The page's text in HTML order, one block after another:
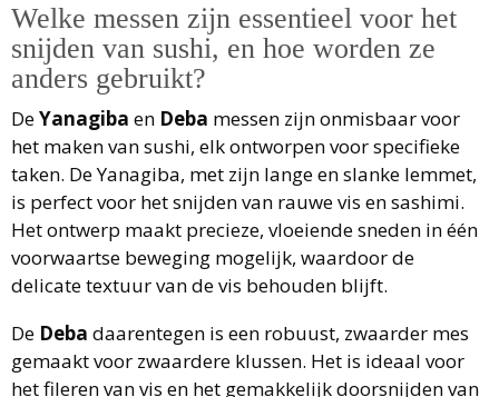
Welke messen zijn essentieel voor het
snijden van sushi, en hoe worden ze
anders gebruikt?
DeYanagiba en Deba messen zijn onmisbaar voor
het maken van sushi, elk ontworpen voor specifieke
taken. De Yanagiba, met zijn lange en slanke lemmet,
is perfect voor het snijden van rauwe vis en sashimi.
Het ontwerp maakt precieze, vloeiende sneden in één
voorwaartse beweging mogelijk, waardoor de
delicate textuur van de vis behouden blijft.
De Deba daarentegen is een robuust, zwaarder mes
gemaakt voor zwaardere klussen. Het is ideaal voor
het fileren van vis en het gemakkelijk doorsnijden van